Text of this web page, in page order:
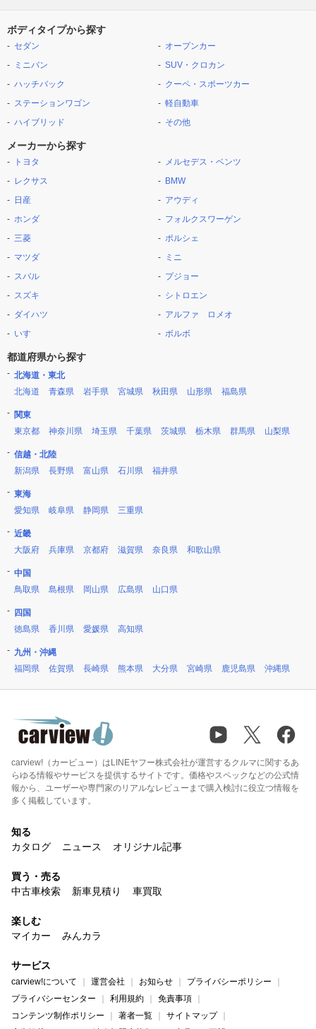
ボディタイプから探す
セダン
ミニバン
ハッチバック
ステーションワゴン
ハイブリッド
オープンカー
SUV・クロカン
クーペ・スポーツカー
軽自動車
その他
メーカーから探す
トヨタ
レクサス
日産
ホンダ
三菱
マツダ
スバル
スズキ
ダイハツ
いすゞ
メルセデス・ベンツ
BMW
アウディ
フォルクスワーゲン
ポルシェ
ミニ
プジョー
シトロエン
アルファ ロメオ
ボルボ
都道府県から探す
北海道・東北
北海道
青森県 岩手県 宮城県 秋田県 山形県 福島県
関東
東京都
神奈川県 埼玉県 千葉県 茨城県 栃木県 群馬県 山梨県
信越・北陸
新潟県
長野県 富山県 石川県 福井県
東海
愛知県
岐阜県 静岡県 三重県
近畿
大阪府
兵庫県 京都府 滋賀県 奈良県 和歌山県
中国
鳥取県
島根県 岡山県 広島県 山口県
四国
徳島県
香川県 愛媛県 高知県
九州・沖縄
福岡県
佐賀県 長崎県 熊本県 大分県 宮崎県 鹿児島県 沖縄県
carview!（カービュー）はLINEヤフー株式会社が運営するクルマに関するあ
らゆる情報やサービスを提供するサイトです。価格やスペックなどの公式情
報から、ユーザーや専門家のリアルなレビューまで購入検討に役立つ情報を
多く掲載しています。
知る
カタログ
ニュース オリジナル記事
買う・売る
中古車検索
新車見積り 車買取
楽しむ
マイカー
みんカラ
サービス
carview!について 運営会社 お知らせ
プライバシーポリシー
プライバシーセンター
利用規約
免責事項
コンテンツ制作ポリシー
著者一覧
サイトマップ